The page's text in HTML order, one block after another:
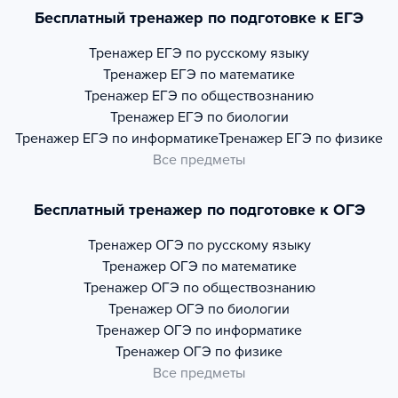
Бесплатный тренажер по подготовке к ЕГЭ
Тренажер ЕГЭ по русскому языку
Тренажер ЕГЭ по математике
Тренажер ЕГЭ по обществознанию
Тренажер ЕГЭ по биологии
Тренажер ЕГЭ по информатикеТренажер ЕГЭ по физике
Все предметы
Бесплатный тренажер по подготовке к ОГЭ
Тренажер ОГЭ по русскому языку
Тренажер ОГЭ по математике
Тренажер ОГЭ по обществознанию
Тренажер ОГЭ по биологии
Тренажер ОГЭ по информатике
Тренажер ОГЭ по физике
Все предметы